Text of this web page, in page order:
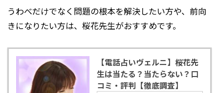
うわべだけでなく問題の根本を解決したい方や、前向
きになりたい方は、桜花先生がおすすめです。
【電話占いヴェルニ】桜花先
生は当たる？当たらない？口
コミ・評判【徹底調査】